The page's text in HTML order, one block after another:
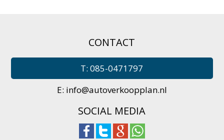
CONTACT
T: 085-0471797
E: info@autoverkoopplan.nl
SOCIAL MEDIA